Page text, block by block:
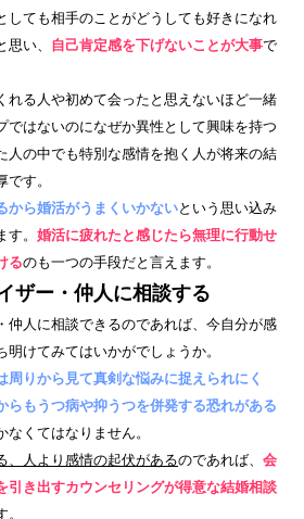
しても相手のことがどうしても好きになれ
い、 自己肯定感を下げないことが大事で
れる人や初めて会ったと思えないほど一緒
ではないのになぜか異性として興味を持つ
人の中でも特別な感情を抱く人が将来の結
す。
から婚活がうまくいかないという思い込み
。 婚活に疲れたと感じたら無理に行動せ
るのも一つの手段だと言えます。
ザー・仲人に相談する
仲人に相談できるのであれば、今自分が感
明けてみてはいかがでしょうか。
周りから見て真剣な悩みに捉えられにく
らもうつ病や抑うつを併発する恐れがある
くてはなりません。
、人より感情の起伏があるのであれば、 会
引き出すカウンセリングが得意な結婚相談